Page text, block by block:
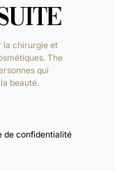
la chirurgie et
The
qui
beauté.
de confidentialité